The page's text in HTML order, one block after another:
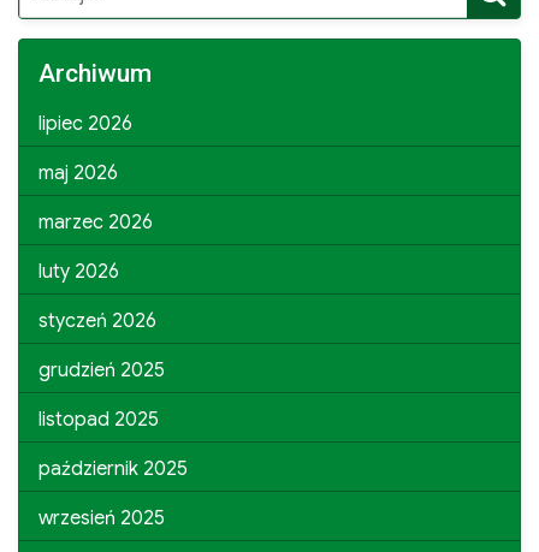
for:
Archiwum
lipiec 2026
maj 2026
marzec 2026
luty 2026
styczeń 2026
grudzień 2025
listopad 2025
październik 2025
wrzesień 2025